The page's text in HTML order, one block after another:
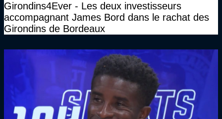
Girondins4Ever - Les deux investisseurs
accompagnant James Bord dans le rachat des
Girondins de Bordeaux